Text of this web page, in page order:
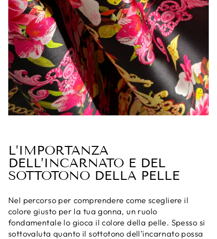
L’IMPORTANZA
DELL’INCARNATO E DEL
SOTTOTONO DELLA PELLE
Nel percorso per comprendere come scegliere il
colore giusto per la tua gonna, un ruolo
fondamentale lo gioca il colore della pelle. Spesso si
sottovaluta quanto il sottotono dell’incarnato possa